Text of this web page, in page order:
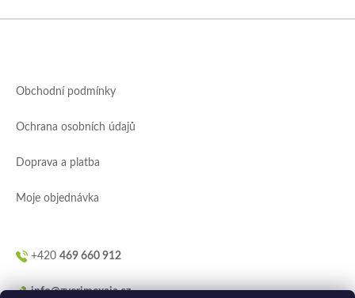
Obchodní podmínky
Ochrana osobních údajů
Doprava a platba
Moje objednávka
+420 469 660 912
info@zverimexaja.cz